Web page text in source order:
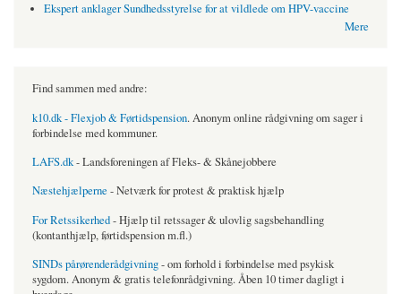
Ekspert anklager Sundhedsstyrelse for at vildlede om HPV-vaccine
Mere
Find sammen med andre:
k10.dk - Flexjob & Førtidspension. Anonym online rådgivning om sager i
forbindelse med kommuner.
LAFS.dk- Landsforeningen af Fleks- & Skånejobbere
Næstehjælperne - Netværk for protest & praktisk hjælp
For Retssikerhed- Hjælp til retssager & ulovlig sagsbehandling
(kontanthjælp, førtidspension m.fl.)
SINDs pårørenderådgivning- om forhold i forbindelse med psykisk
sygdom. Anonym & gratis telefonrådgivning. Åben 10 timer dagligt i